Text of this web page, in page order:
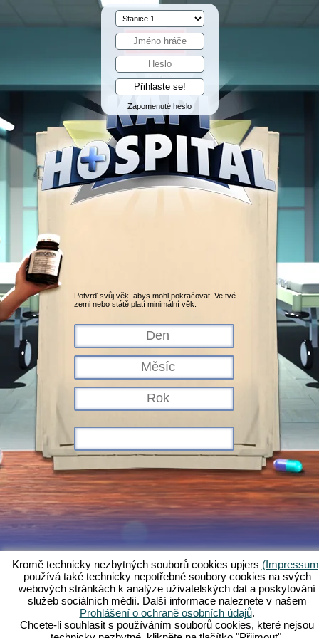
Zapomenuté heslo
Potvrď svůj věk, abys mohl pokračovat. Ve tvé
zemi nebo státě platí minimální věk.
Co je Kapi Hospital? Příběh Charakteristika
Snímky obrazovky
Pravidla
Fórum Podmínky Ochrana údajů
Právní ustanovení
Zákaznická podpora a služby
Webové hry - Upjers.com
Spravovat cookies
Kromě technicky nezbytných souborů cookies upjers
používá také technicky nepotřebné soubory cookies na svých
webových stránkách k analýze uživatelských dat a poskytování
služeb sociálních médií. Další informace naleznete v našem
Prohlášení o ochraně osobních údajů.
Chcete-li souhlasit s používáním souborů cookies, které nejsou